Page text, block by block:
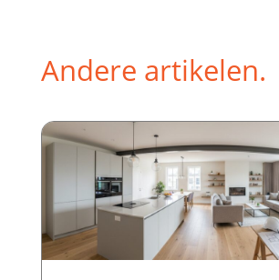
Andere artikelen.